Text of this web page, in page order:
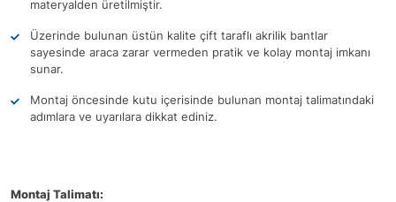
materyalden üretilmiştir.
Üzerinde bulunan üstün kalite çift taraflı akrilik bantlar
sayesinde araca zarar vermeden pratik ve kolay montaj imkanı
sunar.
Montaj öncesinde kutu içerisinde bulunan montaj talimatındaki
adımlara ve uyarılara dikkat ediniz.
Montaj Talimatı: